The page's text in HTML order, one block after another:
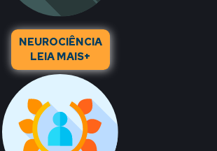
NEUROCIÊNCIA
LEIA MAIS+